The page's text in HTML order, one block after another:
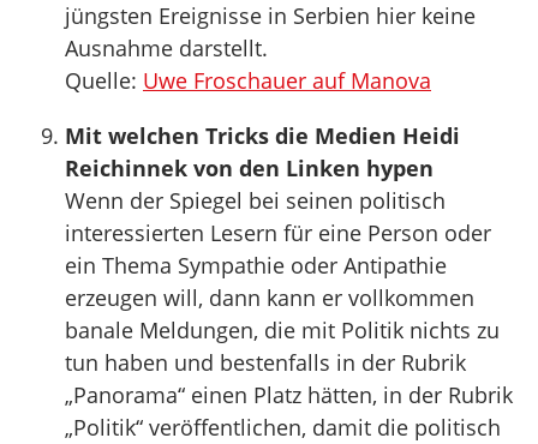
jüngsten Ereignisse in Serbien hier keine
Ausnahme darstellt.
Quelle: Uwe Froschauer auf Manova
Mit welchen Tricks die Medien Heidi
Reichinnek von den Linken hypen
Wenn der Spiegel bei seinen politisch
interessierten Lesern für eine Person oder
ein Thema Sympathie oder Antipathie
erzeugen will, dann kann er vollkommen
banale Meldungen, die mit Politik nichts zu
tun haben und bestenfalls in der Rubrik
„Panorama“ einen Platz hätten, in der Rubrik
„Politik“ veröffentlichen, damit die politisch